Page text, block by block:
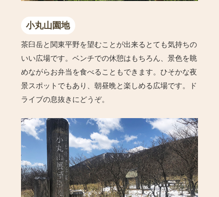
小丸山園地
茶臼岳と関東平野を望むことが出来るとても気持ちの
いい広場です。ベンチでの休憩はもちろん、景色を眺
めながらお弁当を食べることもできます。ひそかな夜
景スポットでもあり、朝昼晩と楽しめる広場です。ド
ライブの息抜きにどうぞ。